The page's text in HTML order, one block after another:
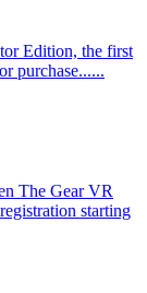
Edition, the first
purchase......
The Gear VR
starting